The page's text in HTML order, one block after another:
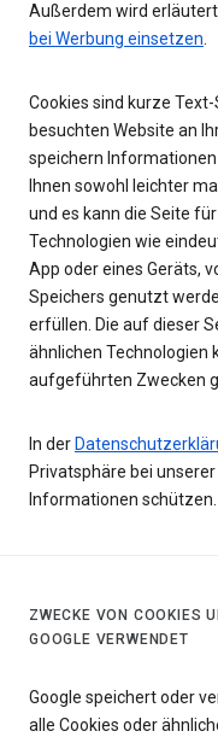
Außerdem wird
bei Werbung einsetzen.
Cookies sind kurze
besuchten Website an
speichern
Ihnen sowohl leichter
und es kann die Seite
Technologien wie
App oder eines Geräts,
Speichers genutzt
erfüllen. Die auf dieser
ähnlichen Technologien
aufgeführten Zwecken
In der
Privatsphäre bei
Informationen schützen.
ZWECKE VON COOKIES
GOOGLE VERWENDET
Google speichert oder
alle Cookies oder